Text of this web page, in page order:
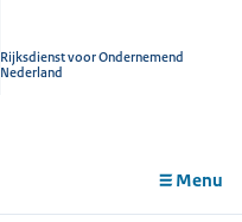
Rijksdienst voor Ondernemend
Nederland
Menu